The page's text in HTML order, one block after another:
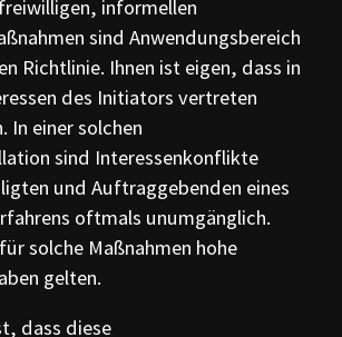
informellen
sind Anwendungsbereich
Richtlinie. Ihnen ist eigen, dass in
des Initiators vertreten
In einer solchen
sind Interessenkonflikte
und Auftraggebenden eines
oftmals unumgänglich.
solche Maßnahmen hohe
gelten.
dass diese